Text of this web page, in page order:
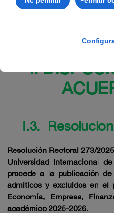
I.
I.3.
Resolución Rectoral 273/
Universidad Internacional
procede a la publicación
admitidos y excluidos en el
Economía, Empresa,
académico 2025-2026.